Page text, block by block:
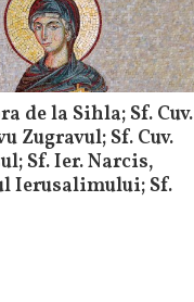
de la Sihla; Sf. Cuv.
Zugravul; Sf. Cuv.
Sf. Ier. Narcis,
Ierusalimului; Sf.